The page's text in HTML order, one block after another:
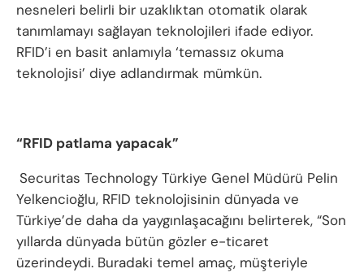
nesneleri belirli bir uzaklıktan otomatik olarak
tanımlamayı sağlayan teknolojileri ifade ediyor.
RFID’i en basit anlamıyla ‘temassız okuma
teknolojisi’ diye adlandırmak mümkün.
“RFID patlama yapacak”
Securitas Technology Türkiye Genel Müdürü Pelin
Yelkencioğlu, RFID teknolojisinin dünyada ve
Türkiye’de daha da yaygınlaşacağını belirterek, “Son
yıllarda dünyada bütün gözler e-ticaret
üzerindeydi. Buradaki temel amaç, müşteriyle